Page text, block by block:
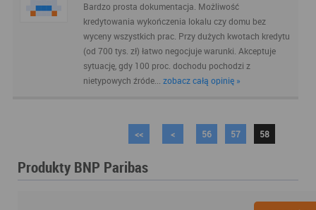
Bardzo prosta dokumentacja. Możliwość
kredytowania wykończenia lokalu czy domu bez
wyceny wszystkich prac. Przy dużych kwotach kredytu
(od 700 tys. zł) łatwo negocjuje warunki. Akceptuje
sytuację, gdy 100 proc. dochodu pochodzi z
nietypowych źróde... zobacz całą opinię »
<< < 56 57 58
Produkty BNP Paribas